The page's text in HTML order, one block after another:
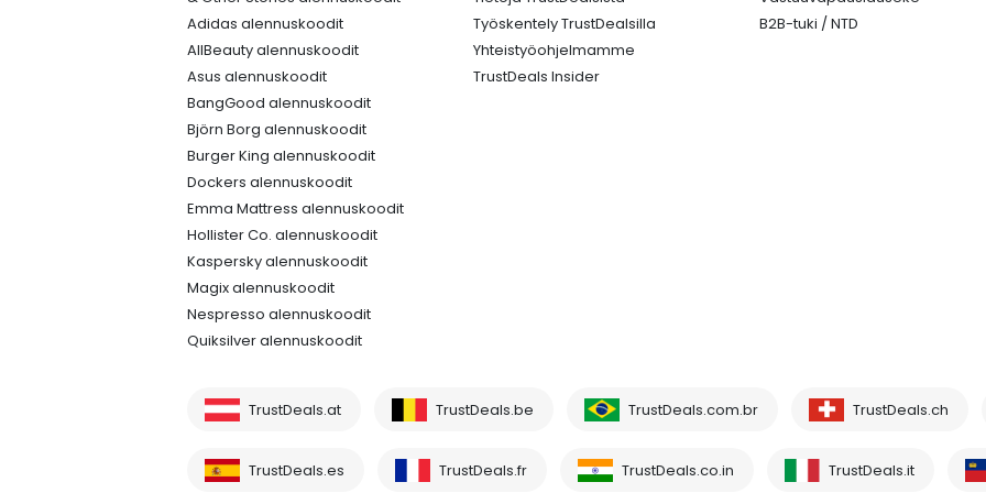
Adidas alennuskoodit
AllBeauty alennuskoodit
Asus alennuskoodit
BangGood alennuskoodit
Björn Borg alennuskoodit
Burger King alennuskoodit
Dockers alennuskoodit
Emma Mattress alennuskoodit
Hollister Co. alennuskoodit
Kaspersky alennuskoodit
Magix alennuskoodit
Nespresso alennuskoodit
Quiksilver alennuskoodit
Työskentely TrustDealsilla
Yhteistyöohjelmamme
TrustDeals Insider
B2B-tuki / NTD
TrustDeals.at TrustDeals.be TrustDeals.com.br TrustDeals.ch
TrustDeals.es TrustDeals.fr TrustDeals.co.in TrustDeals.it